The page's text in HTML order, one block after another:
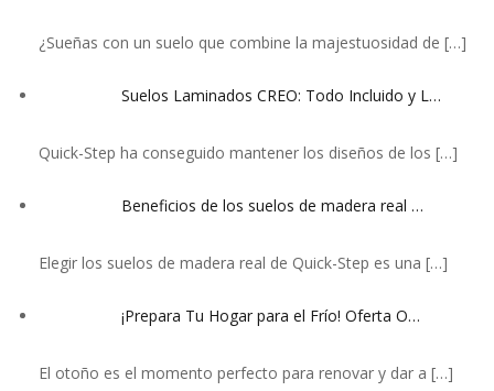
¿Sueñas con un suelo que combine la majestuosidad de […]
Suelos Laminados CREO: Todo Incluido y L…
Quick-Step ha conseguido mantener los diseños de los […]
Beneficios de los suelos de madera real …
Elegir los suelos de madera real de Quick-Step es una […]
¡Prepara Tu Hogar para el Frío! Oferta O…
El otoño es el momento perfecto para renovar y dar a […]